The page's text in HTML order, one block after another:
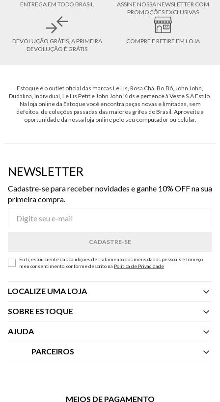
ENTREGA EM TODO BRASIL
ASSINE NOSSA NEWSLETTER COM
PROMOÇÕES EXCLUSIVAS
DEVOLUÇÃO GRÁTIS, A PRIMEIRA
DEVOLUÇÃO É GRÁTIS
COMPRE E RETIRE EM LOJA
Estoque é o outlet oficial das marcas Le Lis, Rosa Chá, Bo.Bô, John John,
Dudalina, Individual, Le Lis Petit e John John Kids e pertence à Veste S.A Estilo.
Na loja online da Estoque você encontra peças novas e limitadas, sem
defeitos, de coleções passadas das maiores grifes do Brasil. Aproveite a
oportunidade da nossa loja online pelo seu computador ou celular.
NEWSLETTER
Cadastre-se para receber novidades e ganhe 10% OFF na sua
primeira compra.
Eu li, estou ciente das condições de tratamento dos meus dados pessoais e forneço
meu consentimento, conforme descrito na Política de Privacidade
LOCALIZE UMA LOJA
SOBRE ESTOQUE
Quem Somos
AJUDA
Central de Atendimento
Trocas e Devoluções
PARCEIROS
MEIOS DE PAGAMENTO